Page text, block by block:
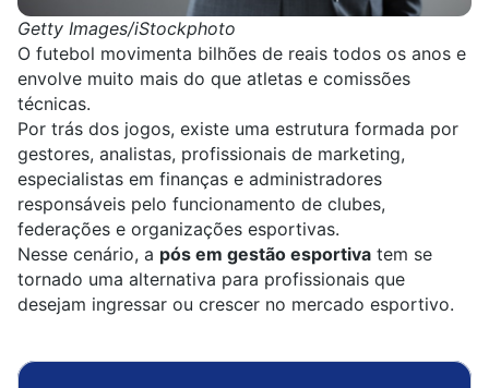
Getty Images/iStockphoto
O futebol movimenta bilhões de reais todos os anos e
envolve muito mais do que atletas e comissões
técnicas.
Por trás dos jogos, existe uma estrutura formada por
gestores, analistas, profissionais de marketing,
especialistas em finanças e administradores
responsáveis pelo funcionamento de clubes,
federações e organizações esportivas.
Nesse cenário, a pós em gestão esportiva tem se
tornado uma alternativa para profissionais que
desejam ingressar ou crescer no mercado esportivo.